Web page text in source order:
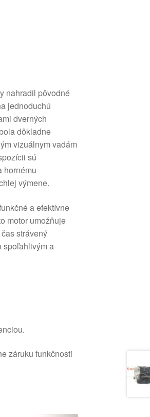
nahradil pôvodné
jednoduchú
dverných
dôkladne
vizuálnym vadám
sú
hornému
výmene.
a efektívne
motor umožňuje
strávený
spoľahlivým a
záruku funkčnosti